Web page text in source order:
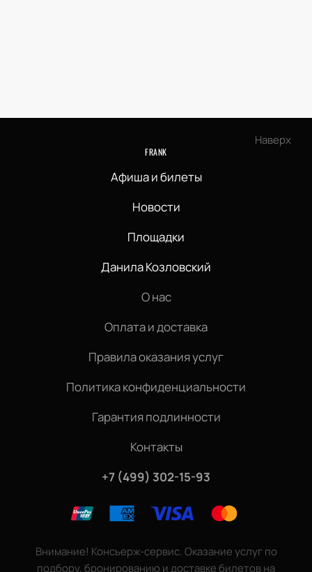
Наверх
FRANK
Афиша и билеты
Новости
Площадки
Данила Козловский
О нас
Оплата и доставка
Правила оказания услуг
Политика конфиденциальности
Гарантия подлинности
Контакты
+7 (499) 302-15-93
Внимание! Консьерж-сервис. Оказание услуг по
подбору, бронированию и доставке билетов на